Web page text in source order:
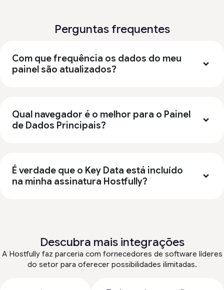
Perguntas frequentes
Com que frequência os dados do meu
painel são atualizados?
Qual navegador é o melhor para o Painel
de Dados Principais?
É verdade que o Key Data está incluído
na minha assinatura Hostfully?
Descubra mais integrações
A Hostfully faz parceria com fornecedores de software líderes
do setor para oferecer possibilidades ilimitadas.